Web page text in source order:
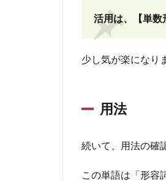
活用は、【単
少し気が楽になり
用法
続いて、用法の確
この単語は「形容